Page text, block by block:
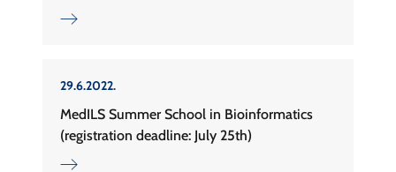
29.6.2022.
MedILS Summer School in Bioinformatics
(registration deadline: July 25th)